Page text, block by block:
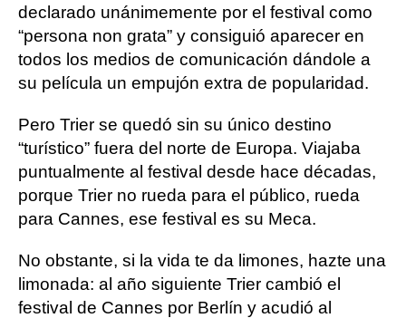
declarado unánimemente por el festival como
“persona non grata” y consiguió aparecer en
todos los medios de comunicación dándole a
su película un empujón extra de popularidad.
Pero Trier se quedó sin su único destino
“turístico” fuera del norte de Europa. Viajaba
puntualmente al festival desde hace décadas,
porque Trier no rueda para el público, rueda
para Cannes, ese festival es su Meca.
No obstante, si la vida te da limones, hazte una
limonada: al año siguiente Trier cambió el
festival de Cannes por Berlín y acudió al